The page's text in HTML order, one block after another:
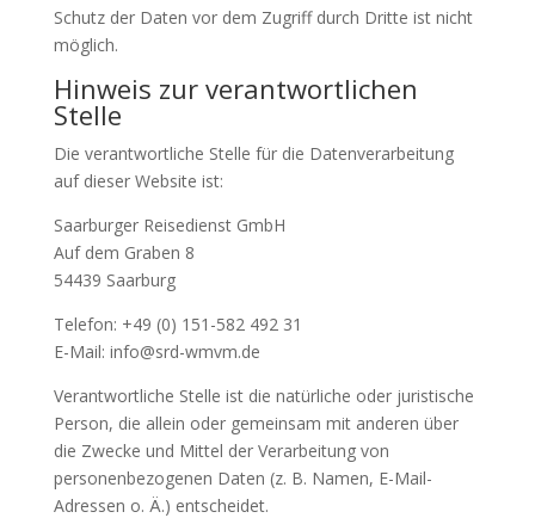
Schutz der Daten vor dem Zugriff durch Dritte ist nicht
möglich.
Hinweis zur verantwortlichen
Stelle
Die verantwortliche Stelle für die Datenverarbeitung
auf dieser Website ist:
Saarburger Reisedienst GmbH
Auf dem Graben 8
54439 Saarburg
Telefon: +49 (0) 151-582 492 31
E-Mail: info@srd-wmvm.de
Verantwortliche Stelle ist die natürliche oder juristische
Person, die allein oder gemeinsam mit anderen über
die Zwecke und Mittel der Verarbeitung von
personenbezogenen Daten (z. B. Namen, E-Mail-
Adressen o. Ä.) entscheidet.